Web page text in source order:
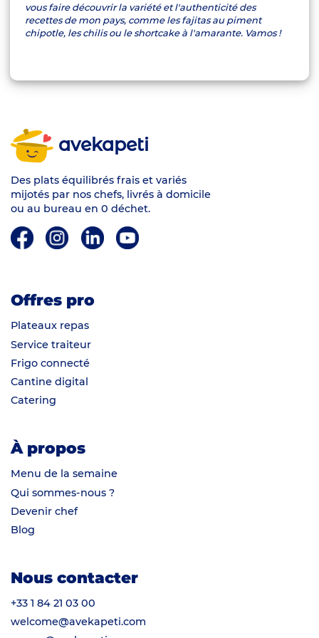
vous faire découvrir la variété et l'authenticité des
recettes de mon pays, comme les fajitas au piment
chipotle, les chilis ou le shortcake à l'amarante. Vamos !
avekapeti
Des plats équilibrés frais et variés
mijotés par nos chefs, livrés à domicile
ou au bureau en 0 déchet.
Offres pro
Plateaux repas
Service traiteur
Frigo connecté
Cantine digital
Catering
À propos
Menu de la semaine
Qui sommes-nous ?
Devenir chef
Blog
Nous contacter
+33 1 84 21 03 00
welcome@avekapeti.com